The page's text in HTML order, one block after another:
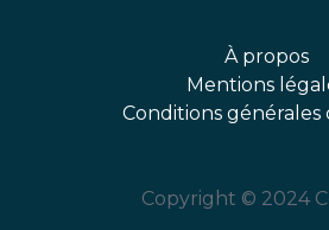
À propos
Mentions
Conditions générales
Copyright © 2024